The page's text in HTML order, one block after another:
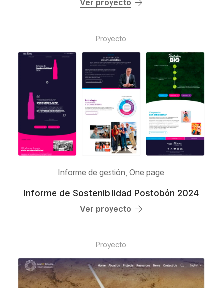
Ver proyecto
Proyecto
Informe de gestión One page
Informe de Sostenibilidad Postobón 2024
Ver proyecto
Proyecto